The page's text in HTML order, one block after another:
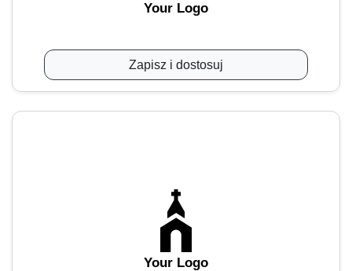
Your Logo
Zapisz i dostosuj
Your Logo